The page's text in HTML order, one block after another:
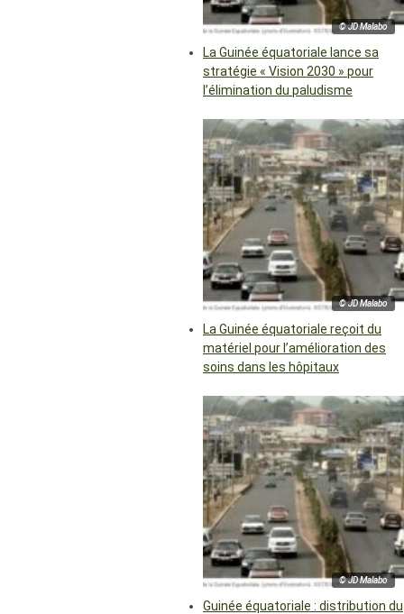
© JD Malabo
La Guinée équatoriale lance sa
stratégie « Vision 2030 » pour
l’élimination du paludisme
© JD Malabo
La Guinée équatoriale reçoit du
matériel pour l’amélioration des
soins dans les hôpitaux
© JD Malabo
Guinée équatoriale : distribution du